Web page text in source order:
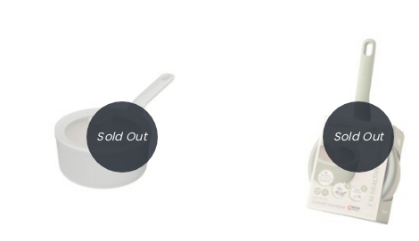
Sold Out Sold Out